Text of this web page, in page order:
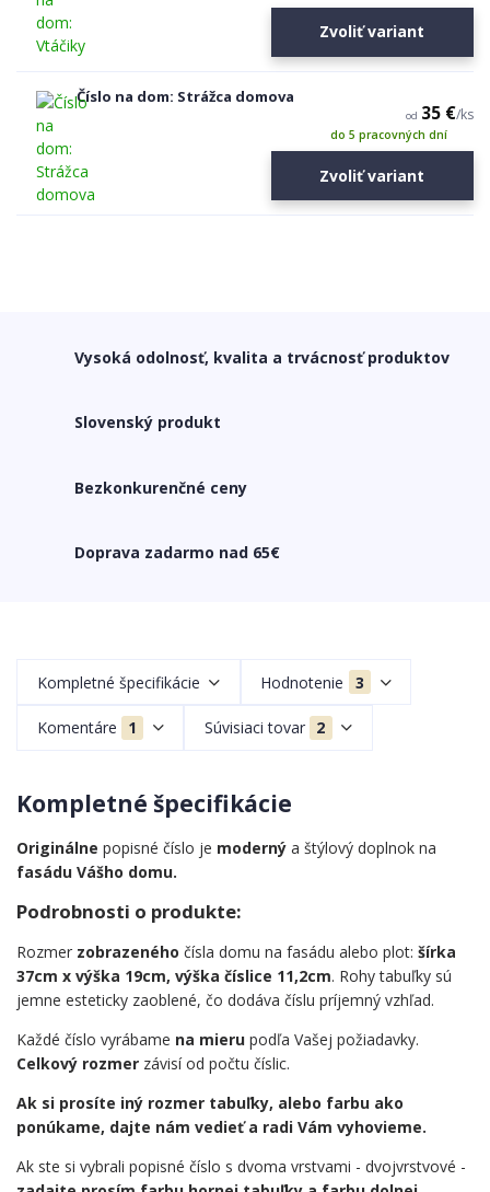
Zvoliť variant
Číslo na dom: Strážca domova
od 35 €/ks
do 5 pracovných dní
Zvoliť variant
Vysoká odolnosť, kvalita a trvácnosť produktov
Slovenský produkt
Bezkonkurenčné ceny
Doprava zadarmo nad 65€
Kompletné špecifikácie Hodnotenie 3
Komentáre 1 Súvisiaci tovar 2
Kompletné špecifikácie
Originálne popisné číslo je moderný a štýlový doplnok na
fasádu Vášho domu.
Podrobnosti o produkte:
Rozmer zobrazeného čísla domu na fasádu alebo plot: šírka
37cm x výška 19cm, výška číslice 11,2cm. Rohy tabuľky sú
jemne esteticky zaoblené, čo dodáva číslu príjemný vzhľad.
Každé číslo vyrábame na mieru podľa Vašej požiadavky.
Celkový rozmer závisí od počtu číslic.
Ak si prosíte iný rozmer tabuľky, alebo farbu ako
ponúkame, dajte nám vedieť a radi Vám vyhovieme.
Ak ste si vybrali popisné číslo s dvoma vrstvami - dvojvrstvové -